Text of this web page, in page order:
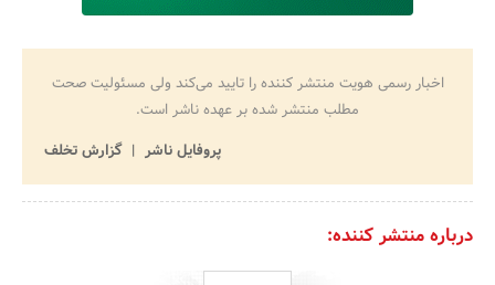
اخبار رسمی هویت منتشر کننده را تایید می‌کند ولی مسئولیت صحت
مطلب منتشر شده بر عهده ناشر است.
پروفایل ناشر
گزارش تخلف
درباره منتشر کننده: